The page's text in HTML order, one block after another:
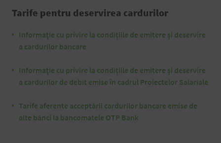
Tarife pentru deservirea cardurilor
Informaţie cu privire la condițiile de emitere și deservire
a cardurilor bancare
Informaţie cu privire la condițiile de emitere și deservire
a cardurilor de debit emise în cadrul Proiectelor Salariale
Tarife aferente acceptării cardurilor bancare emise de
alte bănci la bancomatele OTP Bank